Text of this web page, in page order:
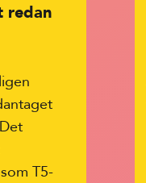
redan
T5-